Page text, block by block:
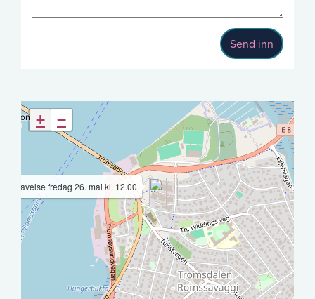
Send inn
fredag 26. mai kl. 12.00
+ −